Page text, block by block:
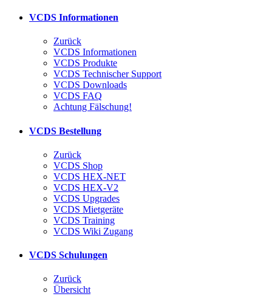
VCDS Informationen
Zurück
VCDS Informationen
VCDS Produkte
VCDS Technischer Support
VCDS Downloads
VCDS FAQ
Achtung Fälschung!
VCDS Bestellung
Zurück
VCDS Shop
VCDS HEX-NET
VCDS HEX-V2
VCDS Upgrades
VCDS Mietgeräte
VCDS Training
VCDS Wiki Zugang
VCDS Schulungen
Zurück
Übersicht